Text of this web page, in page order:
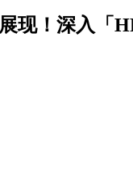
现！深入「